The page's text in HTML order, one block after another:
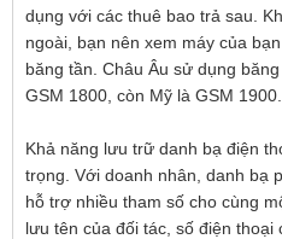
dụng với các thuê bao trả sau.
ngoài, bạn nên xem máy của
băng tần. Châu Âu sử dụng
GSM 1800, còn Mỹ là GSM 1900.
Khả năng lưu trữ danh bạ điện
trọng. Với doanh nhân, danh bạ
hỗ trợ nhiều tham số cho cùng
lưu tên của đối tác, số điện thoại